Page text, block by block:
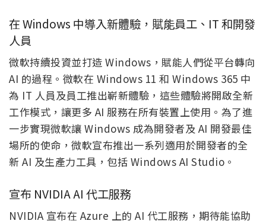
在 Windows 中導入新體驗，賦能員工、IT 和開發
人員
微軟持續投資並打造 Windows，賦能人們從平台轉向
AI 的過程。微軟在 Windows 11 和 Windows 365 中
為 IT 人員及員工推出嶄新體驗，這些體驗將開啟全新
工作模式，讓更多 AI 服務在所有裝置上使用。為了進
一步實現微軟讓 Windows 成為開發者及 AI 開發最佳
場所的使命，微軟宣布推出一系列適用於開發者的全
新 AI 及生產力工具，包括 Windows AI Studio。
宣布 NVIDIA AI 代工服務
NVIDIA 宣布在 Azure 上的 AI 代工服務，期待能協助